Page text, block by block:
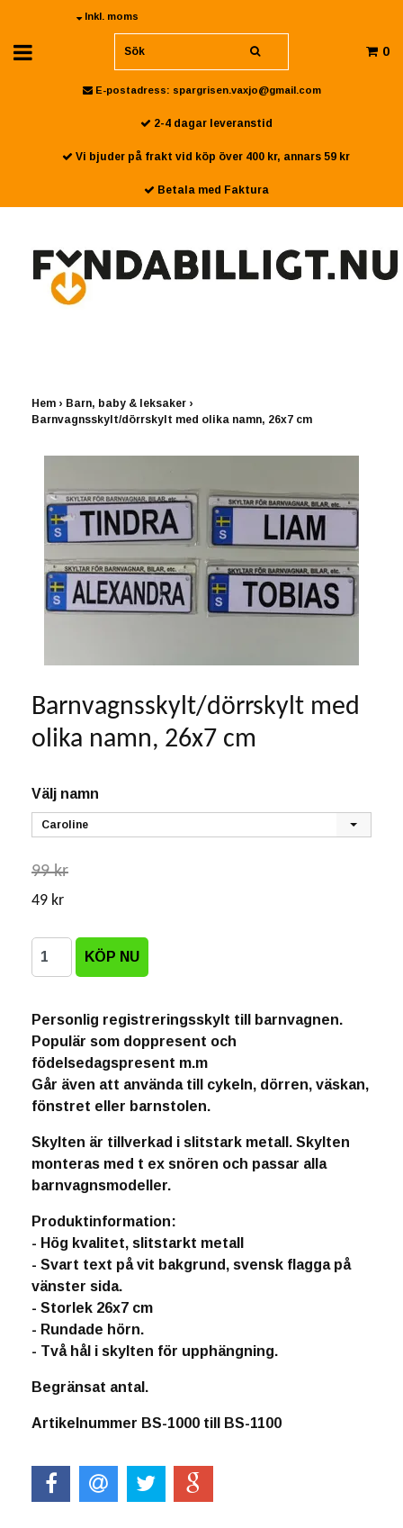
Inkl. moms
0
E-postadress: spargrisen.vaxjo@gmail.com
2-4 dagar leveranstid
Vi bjuder på frakt vid köp över 400 kr, annars 59 kr
Betala med Faktura
Hem › Barn, baby & leksaker ›
Barnvagnsskylt/dörrskylt med olika namn, 26x7 cm
Barnvagnsskylt/dörrskylt med
olika namn, 26x7 cm
Välj namn
Caroline
99 kr
49 kr
Personlig registreringsskylt till barnvagnen.
Populär som doppresent och
födelsedagspresent m.m
Går även att använda till cykeln, dörren, väskan,
fönstret eller barnstolen.
Skylten är tillverkad i slitstark metall. Skylten
monteras med t ex snören och passar alla
barnvagnsmodeller.
Produktinformation:
- Hög kvalitet, slitstarkt metall
- Svart text på vit bakgrund, svensk flagga på
vänster sida.
- Storlek 26x7 cm
- Rundade hörn.
- Två hål i skylten för upphängning.
Begränsat antal.
Artikelnummer BS-1000 till BS-1100